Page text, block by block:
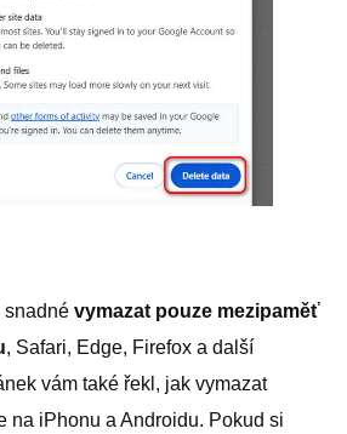
snadné vymazat pouze mezipaměť
, Safari, Edge, Firefox a další
vám také řekl, jak vymazat
na iPhonu a Androidu. Pokud si